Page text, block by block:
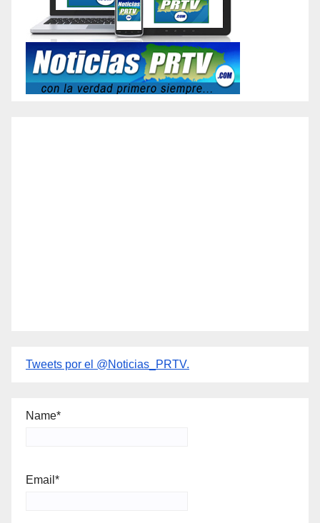
Tweets por el @Noticias_PRTV.
Name*
Email*